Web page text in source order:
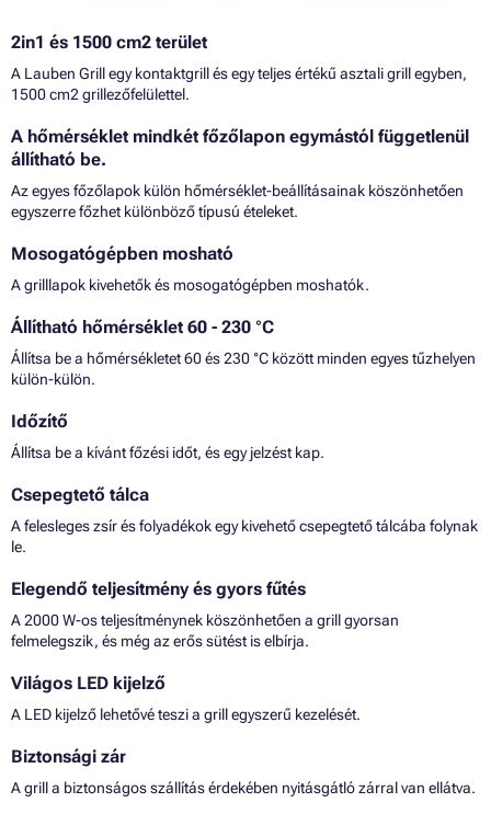
2in1 és 1500 cm2 terület
A Lauben Grill egy kontaktgrill és egy teljes értékű asztali grill egyben,
1500 cm2 grillezőfelülettel.
A hőmérséklet mindkét főzőlapon egymástól függetlenül
állítható be.
Az egyes főzőlapok külön hőmérséklet-beállításainak köszönhetően
egyszerre főzhet különböző típusú ételeket.
Mosogatógépben mosható
A grilllapok kivehetők és mosogatógépben moshatók.
Állítható hőmérséklet 60 - 230 °C
Állítsa be a hőmérsékletet 60 és 230 °C között minden egyes tűzhelyen
külön-külön.
Időzítő
Állítsa be a kívánt főzési időt, és egy jelzést kap.
Csepegtető tálca
A felesleges zsír és folyadékok egy kivehető csepegtető tálcába folynak
le.
Elegendő teljesítmény és gyors fűtés
A 2000 W-os teljesítménynek köszönhetően a grill gyorsan
felmelegszik, és még az erős sütést is elbírja.
Világos LED kijelző
A LED kijelző lehetővé teszi a grill egyszerű kezelését.
Biztonsági zár
A grill a biztonságos szállítás érdekében nyitásgátló zárral van ellátva.